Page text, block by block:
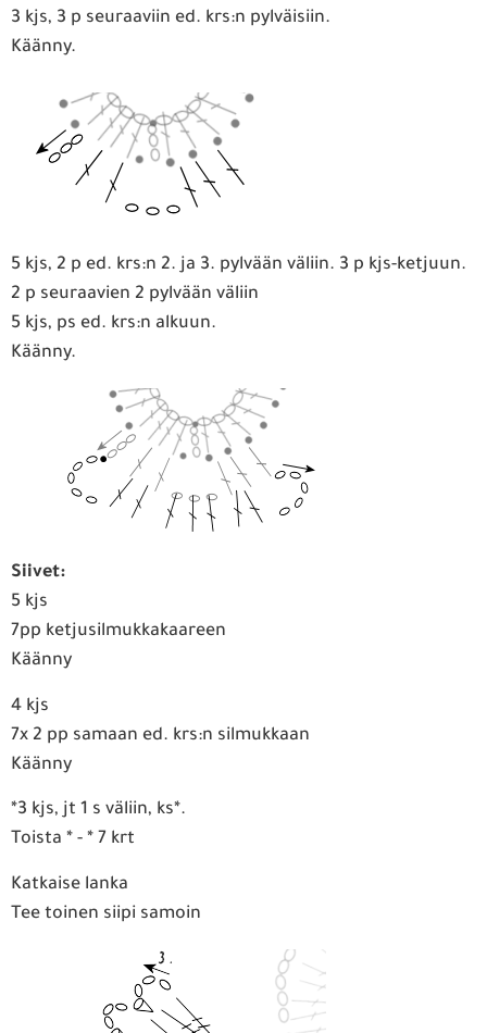
3 kjs, 3 p seuraaviin ed. krs:n pylväisiin.
Käänny.
5 kjs, 2 p ed. krs:n 2. ja 3. pylvään väliin. 3 p kjs-ketjuun.
2 p seuraavien 2 pylvään väliin
5 kjs, ps ed. krs:n alkuun.
Käänny.
Siivet:
5 kjs
7pp ketjusilmukkakaareen
Käänny
4 kjs
7x 2 pp samaan ed. krs:n silmukkaan
Käänny
*3 kjs, jt 1 s väliin, ks*.
Toista * - * 7 krt
Katkaise lanka
Tee toinen siipi samoin